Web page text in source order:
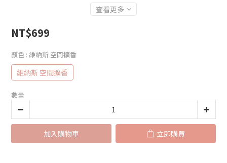
查看更多
NT$699
顏色 : 維納斯 空間擴香
維納斯 空間擴香
數量
加入購物車 立即購買